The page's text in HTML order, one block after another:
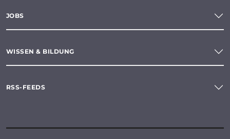
JOBS
WISSEN & BILDUNG
RSS-FEEDS